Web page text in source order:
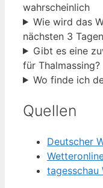
wahrscheinlich
Wie wird das
nächsten 3
Gibt es eine
für Thalmassing?
Wo finde ich
Quellen
Deutscher
tagesschau